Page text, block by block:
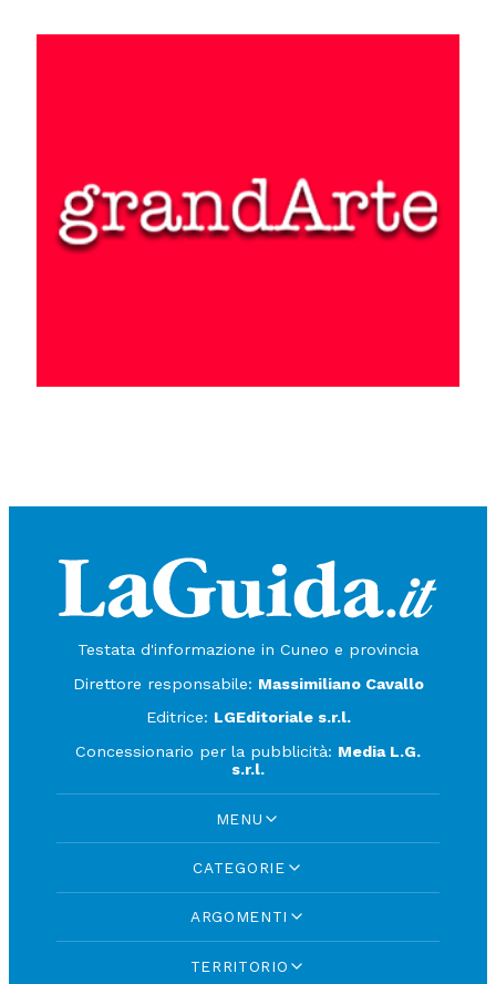
Testata d'informazione in Cuneo e provincia
Direttore responsabile: Massimiliano Cavallo
Editrice: LGEditoriale s.r.l.
Concessionario per la pubblicità: Media L.G.
s.r.l.
MENU
CATEGORIE
ARGOMENTI
TERRITORIO